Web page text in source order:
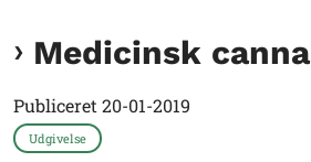
Medicinsk
Publiceret20-01-2019
Udgivelse